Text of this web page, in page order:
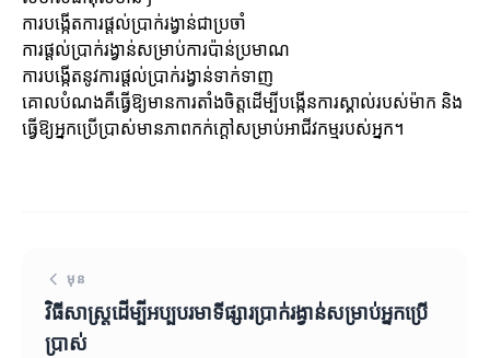
ការបង្កើតការផ្តល់ប្រាក់រង្វាន់ជាប្រចាំ
ការផ្តល់ប្រាក់រង្វាន់សម្រាប់ការប៉ាន់ប្រមាណ
ការបង្កើតនូវការផ្តល់ប្រាក់រង្វាន់ទាក់ទាញ
គោលបំណងគឺធ្វើឱ្យមានការតាំងចិត្តដើម្បីបង្កើនការស្គាល់របស់ម៉ាក និង
ធ្វើឱ្យអ្នកប្រើប្រាស់មានភាពកក់ក្តៅសម្រាប់អាជីវកម្មរបស់អ្នក។
មុន
វិធីសាស្ត្រដើម្បីអប្បបរមាទីផ្សារប្រាក់រង្វាន់សម្រាប់អ្នកប្រើ
ប្រាស់